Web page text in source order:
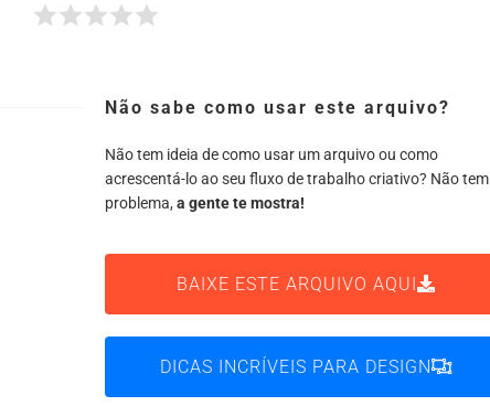
Não sabe como usar este arquivo?
Não tem ideia de como usar um arquivo ou como
acrescentá-lo ao seu fluxo de trabalho criativo? Não tem
problema, a gente te mostra!
BAIXE ESTE ARQUIVO AQUI
DICAS INCRÍVEIS PARA DESIGN